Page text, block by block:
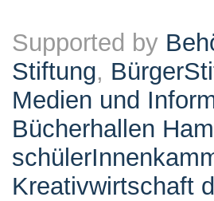
Supported by
Stiftung,
Medien und
Bücherhallen
Kreativwirtschaft